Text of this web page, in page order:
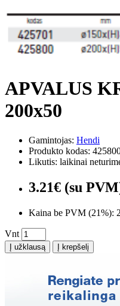
APVALUS
200x50
Gamintojas: Hendi
Produkto kodas:
Likutis: laikinai
3.21€ (su
Kaina be PVM (21%):
Vnt
Į užklausą Į krepšelį